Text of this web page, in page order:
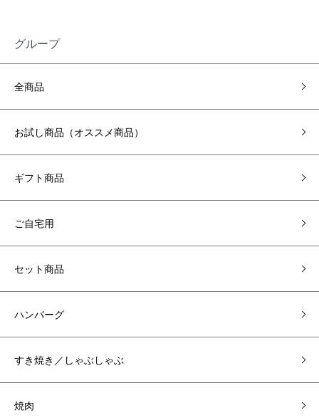
グループ
全商品
お試し商品（オススメ商品）
ギフト商品
ご自宅用
セット商品
ハンバーグ
すき焼き／しゃぶしゃぶ
焼肉